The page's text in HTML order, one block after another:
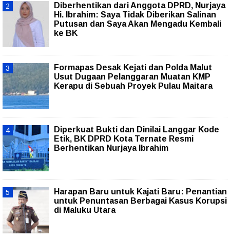
Diberhentikan dari Anggota DPRD, Nurjaya
Hi. Ibrahim: Saya Tidak Diberikan Salinan
Putusan dan Saya Akan Mengadu Kembali
ke BK
Formapas Desak Kejati dan Polda Malut
Usut Dugaan Pelanggaran Muatan KMP
Kerapu di Sebuah Proyek Pulau Maitara
Diperkuat Bukti dan Dinilai Langgar Kode
Etik, BK DPRD Kota Ternate Resmi
Berhentikan Nurjaya Ibrahim
Harapan Baru untuk Kajati Baru: Penantian
untuk Penuntasan Berbagai Kasus Korupsi
di Maluku Utara